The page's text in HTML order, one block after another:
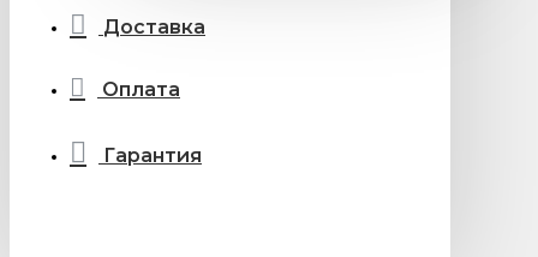
Доставка
Оплата
Гарантия